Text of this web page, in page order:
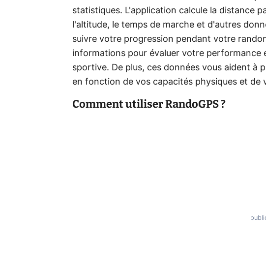
statistiques. L'application calcule la distance
l'altitude, le temps de marche et d'autres
suivre votre progression pendant votre
informations pour évaluer votre performance
sportive. De plus, ces données vous aident à
en fonction de vos capacités physiques et de
Comment utiliser RandoGPS ?